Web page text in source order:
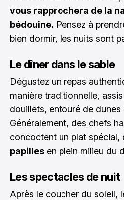
vous rapprochera de la
bédouine. Pensez à
bien dormir, les nuits sont
Le dîner dans le sable
Dégustez un repas
manière traditionnelle,
douillets, entouré de dunes
Généralement, des chefs
concoctent un plat spécial,
papilles en plein milieu du
Les spectacles de nuit
Après le coucher du soleil,